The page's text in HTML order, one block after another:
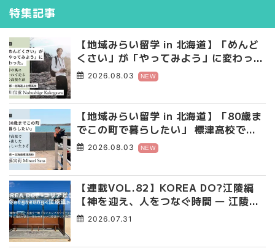
特集記事
【地域みらい留学 in 北海道】「めんど
くさい」が「やってみよう」に変わっ
た。 十勝の風に吹かれて走る、僕の泥
臭くて自由な高校生活
2026.08.03 NEW
【地域みらい留学 in 北海道】「80歳ま
でこの町で暮らしたい」 標津高校で踏
み出した、私らしい生き方
2026.08.03 NEW
【連載VOL.82】KOREA DO?江陵編
【神を迎え、人をつなぐ時間 ― 江陵端
午祭 】
2026.07.31